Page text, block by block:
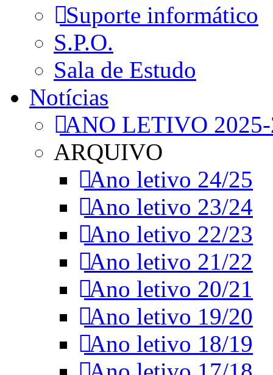
Suporte informático
S.P.O.
Sala de Estudo
Notícias
ANO LETIVO
ARQUIVO
Ano letivo 24/25
Ano letivo 23/24
Ano letivo 22/23
Ano letivo 21/22
Ano letivo 20/21
Ano letivo 19/20
Ano letivo 18/19